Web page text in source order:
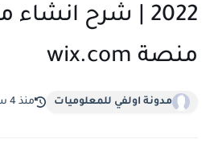
2022 | شرح
منصة wix.com
‏مدونة اولفي للمعلوميات منذ 4 سنة